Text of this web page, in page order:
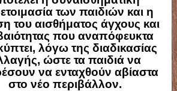
των παιδιών και η
του αισθήματος άγχους και
που αναπόφευκτα
λόγω της διαδικασίας
ώστε τα παιδιά να
να ενταχθούν αβίαστα
στο νέο περιβάλλον.